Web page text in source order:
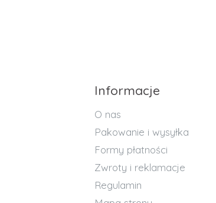
Informacje
O nas
Pakowanie i wysyłka
Formy płatności
Zwroty i reklamacje
Regulamin